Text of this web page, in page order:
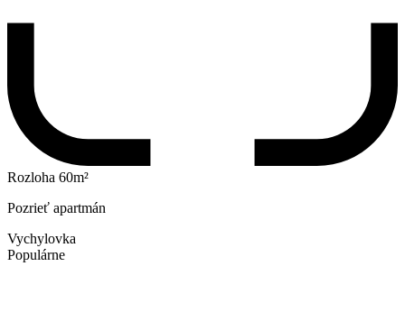
Rozloha 60m²
Pozrieť apartmán
Vychylovka
Populárne